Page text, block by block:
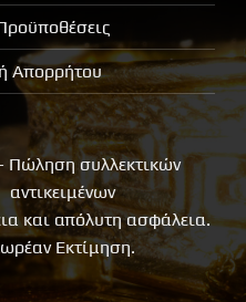
Απορρήτου
Πώληση συλλεκτικών
αντικειμένων
και απόλυτη ασφάλεια.
Εκτίμηση.